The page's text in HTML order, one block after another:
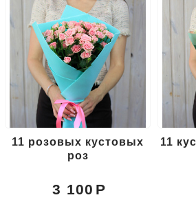
11 розовых кустовых
роз
3 100
11